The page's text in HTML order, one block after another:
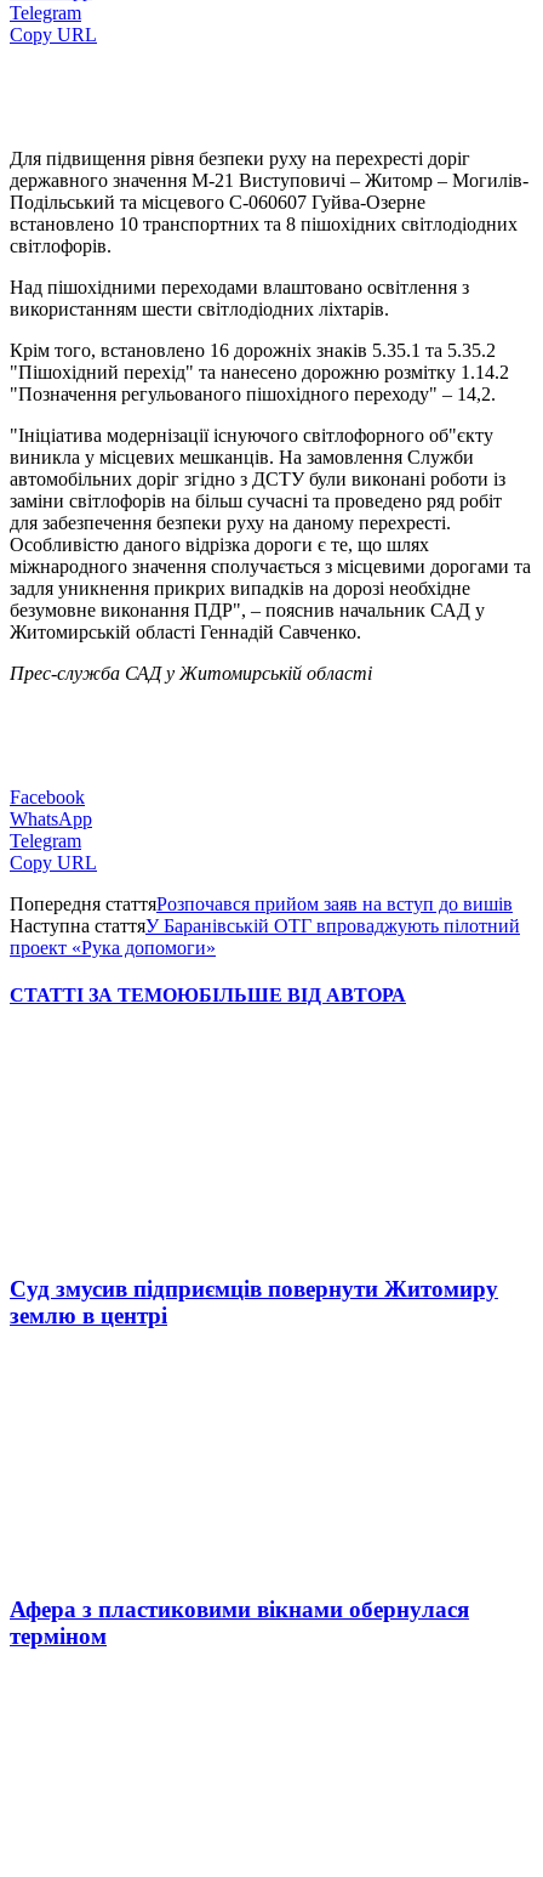
Telegram
Copy URL
Для підвищення рівня безпеки руху на перехресті доріг
державного значення М-21 Виступовичі – Житомр – Могилів-
Подільський та місцевого С-060607 Гуйва-Озерне
встановлено 10 транспортних та 8 пішохідних світлодіодних
світлофорів.
Над пішохідними переходами влаштовано освітлення з
використанням шести світлодіодних ліхтарів.
Крім того, встановлено 16 дорожніх знаків 5.35.1 та 5.35.2
"Пішохідний перехід" та нанесено дорожню розмітку 1.14.2
"Позначення регульованого пішохідного переходу" – 14,2.
"Ініціатива модернізації існуючого світлофорного об"єкту
виникла у місцевих мешканців. На замовлення Служби
автомобільних доріг згідно з ДСТУ були виконані роботи із
заміни світлофорів на більш сучасні та проведено ряд робіт
для забезпечення безпеки руху на даному перехресті.
Особливістю даного відрізка дороги є те, що шлях
міжнародного значення сполучається з місцевими дорогами та
задля уникнення прикрих випадків на дорозі необхідне
безумовне виконання ПДР", – пояснив начальник САД у
Житомирській області Геннадій Савченко.
Прес-служба САД у Житомирській області
Facebook
WhatsApp
Telegram
Copy URL
Попередня статтяРозпочався прийом заяв на вступ до вишів
Наступна статтяУ Баранівській ОТГ впроваджують пілотний
проект «Рука допомоги»
СТАТТІ ЗА ТЕМОЮБІЛЬШЕ ВІД АВТОРА
Суд змусив підприємців повернути Житомиру
землю в центрі
Афера з пластиковими вікнами обернулася
терміном